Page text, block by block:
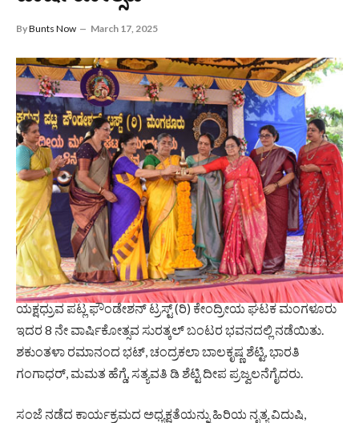
ByBunts Now March 17, 2025
ಯಕ್ಷಧ್ರುವ ಪಟ್ಲ ಫೌಂಡೇಶನ್ ಟ್ರಸ್ಟ್ (ರಿ) ಕೇಂದ್ರೀಯ ಘಟಕ ಮಂಗಳೂರು
ಇದರ 8 ನೇ ವಾರ್ಷಿಕೋತ್ಸವ ಸುರತ್ಕಲ್ ಬಂಟರ ಭವನದಲ್ಲಿ ನಡೆಯಿತು.
ಶಕುಂತಳಾ ರಮಾನಂದ ಭಟ್, ಚಂದ್ರಕಲಾ ಬಾಲಕೃಷ್ಣ ಶೆಟ್ಟಿ, ಭಾರತಿ
ಗಂಗಾಧರ್, ಮಮತ ಹೆಗ್ಡೆ, ಸತ್ಯವತಿ ಡಿ ಶೆಟ್ಟಿ ದೀಪ ಪ್ರಜ್ವಲನೆಗೈದರು.
ಸಂಜೆ ನಡೆದ ಕಾರ್ಯಕ್ರಮದ ಅಧ್ಯಕ್ಷತೆಯನ್ನು ಹಿರಿಯ ನೃತ್ಯ ವಿದುಷಿ,